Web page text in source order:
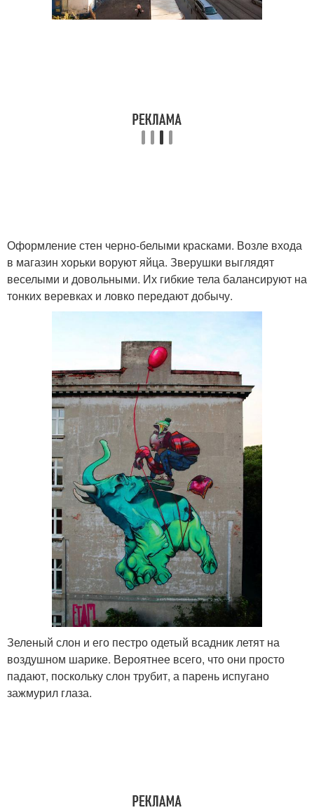
Оформление стен черно-белыми красками. Возле входа
в магазин хорьки воруют яйца. Зверушки выглядят
веселыми и довольными. Их гибкие тела балансируют на
тонких веревках и ловко передают добычу.
Зеленый слон и его пестро одетый всадник летят на
воздушном шарике. Вероятнее всего, что они просто
падают, поскольку слон трубит, а парень испугано
зажмурил глаза.